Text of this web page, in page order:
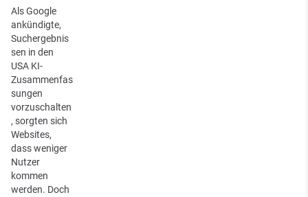
Als Google
ankündigte,
Suchergebnis
sen in den
USA KI-
Zusammenfas
sungen
vorzuschalten
, sorgten sich
Websites,
dass weniger
Nutzer
kommen
werden. Doch